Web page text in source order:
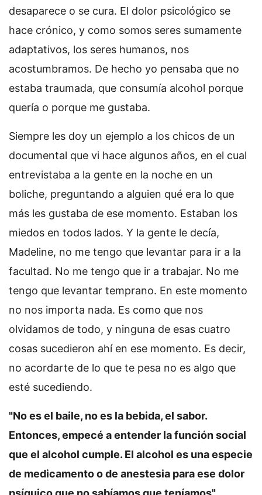
desaparece o se cura. El dolor psicológico se
hace crónico, y como somos seres sumamente
adaptativos, los seres humanos, nos
acostumbramos. De hecho yo pensaba que no
estaba traumada, que consumía alcohol porque
quería o porque me gustaba.
Siempre les doy un ejemplo a los chicos de un
documental que vi hace algunos años, en el cual
entrevistaba a la gente en la noche en un
boliche, preguntando a alguien qué era lo que
más les gustaba de ese momento. Estaban los
miedos en todos lados. Y la gente le decía,
Madeline, no me tengo que levantar para ir a la
facultad. No me tengo que ir a trabajar. No me
tengo que levantar temprano. En este momento
no nos importa nada. Es como que nos
olvidamos de todo, y ninguna de esas cuatro
cosas sucedieron ahí en ese momento. Es decir,
no acordarte de lo que te pesa no es algo que
esté sucediendo.
"No es el baile, no es la bebida, el sabor.
Entonces, empecé a entender la función social
que el alcohol cumple. El alcohol es una especie
de medicamento o de anestesia para ese dolor